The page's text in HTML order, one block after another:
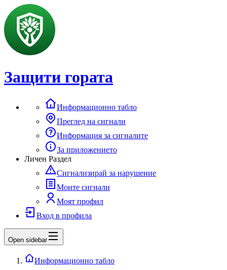
Защити гората
Информационно табло
Преглед на сигнали
Информация за сигналите
За приложението
Личен Раздел
Сигнализирай за нарушение
Моите сигнали
Моят профил
Вход в профила
Open sidebar
Информационно табло